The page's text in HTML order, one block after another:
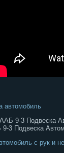
автомобиль
9-3
3 Подвеска
с рук и